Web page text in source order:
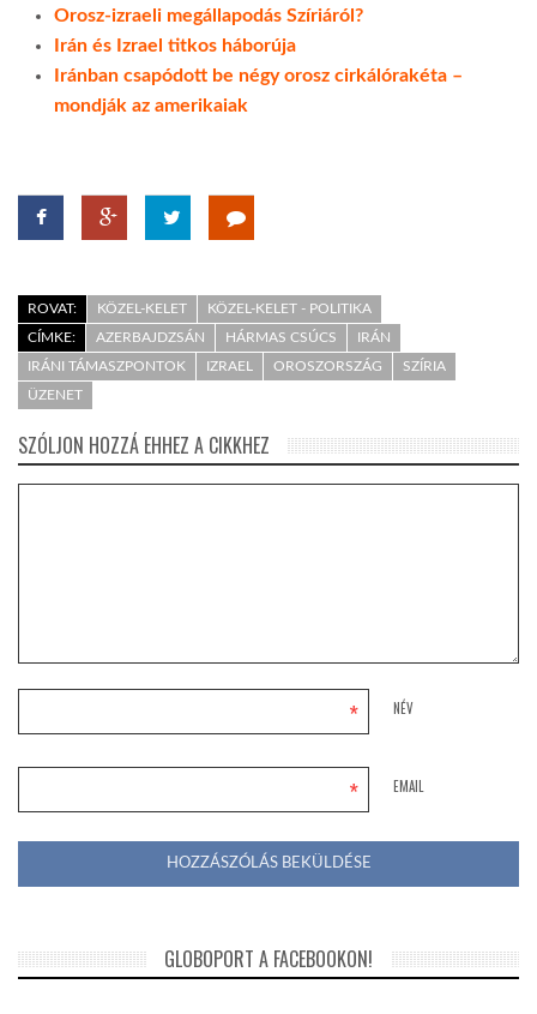
Orosz-izraeli megállapodás Szíriáról?
Irán és Izrael titkos háborúja
Iránban csapódott be négy orosz cirkálórakéta –
mondják az amerikaiak
ROVAT: KÖZEL-KELET
KÖZEL-KELET - POLITIKA
CÍMKE:
AZERBAJDZSÁN HÁRMAS CSÚCS
IRÁN
IRÁNI TÁMASZPONTOK
IZRAEL OROSZORSZÁG
SZÍRIA
ÜZENET
SZÓLJON HOZZÁ EHHEZ A CIKKHEZ
NÉV
*
EMAIL
*
GLOBOPORT A FACEBOOKON!